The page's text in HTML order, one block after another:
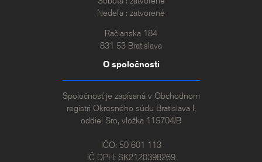
Nedeľa : zatvorené
Račianska 184
831 53 Bratislava
O spoločnosti
Spoločnosť je zapísaná v Obchodnom
registri Okresného súdu Bratislava I,
oddiel Sro, vložka 115704/B
IČO: 50 601 113
IČ DPH: SK2120398269